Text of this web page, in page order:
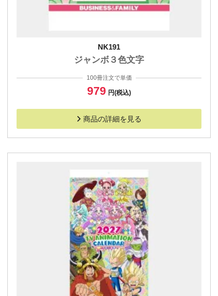
NK191
ジャンボ３色文字
100冊注文で単価
979 円(税込)
商品の詳細を見る